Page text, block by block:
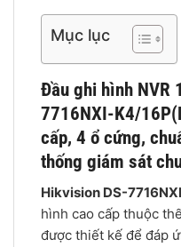
Mục lục
Đầu ghi hình NVR
7716NXI-K4/
cấp, 4 ổ cứng,
thống giám sát
Hikvision DS-
hình cao cấp thuộc
được thiết kế để đáp